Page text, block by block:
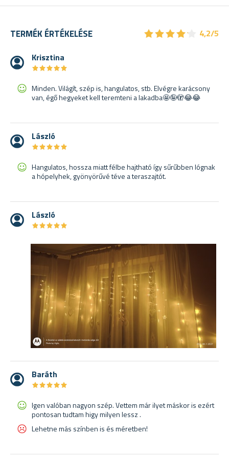
TERMÉK ÉRTÉKELÉSE ★★★★★
★★★★★
4,2/5
Krisztina
★★★★★
★★★★★
Minden. Világít, szép is, hangulatos, stb. Elvégre karácsony
van, égő hegyeket kell teremteni a lakadba🤩🤪🫣😂😂
László
★★★★★
★★★★★
Hangulatos, hossza miatt félbe hajtható így sűrűbben lógnak
a hópelyhek, gyönyörűvé téve a teraszajtót.
László
★★★★★
★★★★★
Baráth
★★★★★
★★★★★
Igen valóban nagyon szép. Vettem már ilyet máskor is ezért
pontosan tudtam higy milyen lessz .
Lehetne más színben is és méretben!